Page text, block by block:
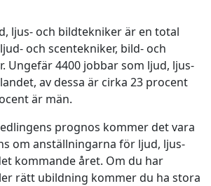
ljus- och bildtekniker är en total
och scentekniker, bild- och
Ungefär 4400 jobbar som ljud, ljus-
av dessa är cirka 23 procent
är män.
prognos kommer det vara
om anställningarna för ljud, ljus-
kommande året. Om du har
rätt ubildning kommer du ha stora